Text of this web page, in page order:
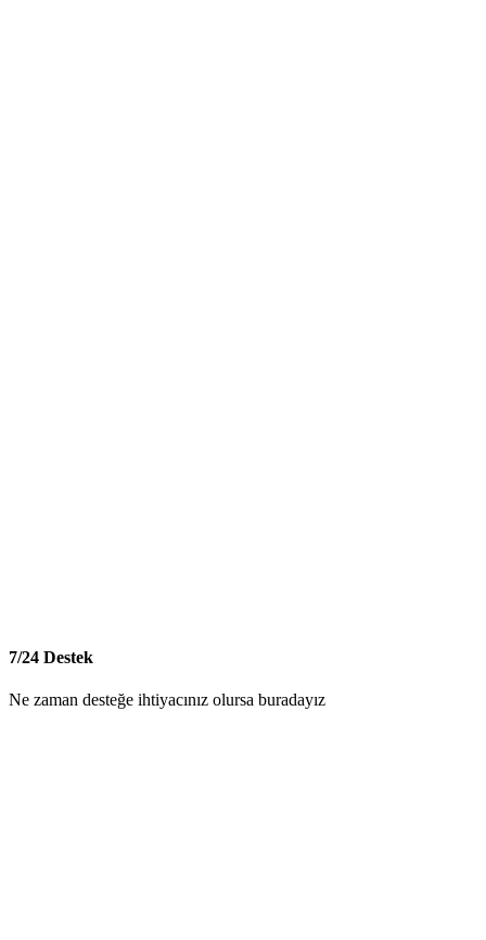
7/24 Destek
Ne zaman desteğe ihtiyacınız olursa buradayız